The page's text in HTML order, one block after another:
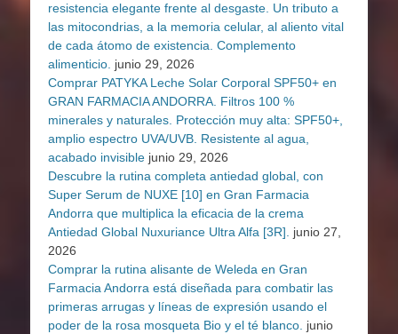
resistencia elegante frente al desgaste. Un tributo a
las mitocondrias, a la memoria celular, al aliento vital
de cada átomo de existencia. Complemento
alimenticio. junio 29, 2026
Comprar PATYKA Leche Solar Corporal SPF50+ en
GRAN FARMACIA ANDORRA. Filtros 100 %
minerales y naturales. Protección muy alta: SPF50+,
amplio espectro UVA/UVB. Resistente al agua,
acabado invisible junio 29, 2026
Descubre la rutina completa antiedad global, con
Super Serum de NUXE [10] en Gran Farmacia
Andorra que multiplica la eficacia de la crema
Antiedad Global Nuxuriance Ultra Alfa [3R].
junio 27,
2026
Comprar la rutina alisante de Weleda en Gran
Farmacia Andorra está diseñada para combatir las
primeras arrugas y líneas de expresión usando el
poder de la rosa mosqueta Bio y el té blanco. junio